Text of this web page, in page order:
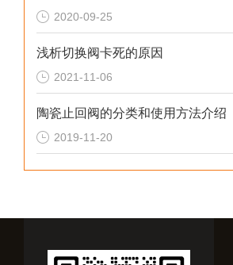
2020-09-25
浅析切换阀卡死的原因
2021-11-06
陶瓷止回阀的分类和使用方法介绍
2019-11-20